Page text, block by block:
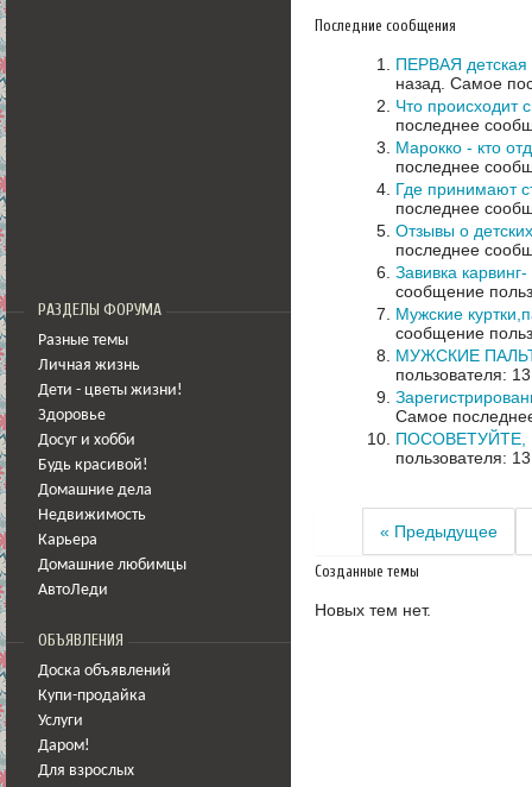
РАЗДЕЛЫ ФОРУМА
Разные темы
Личная жизнь
Дети - цветы жизни!
Здоровье
Досуг и хобби
Будь красивой!
Домашние дела
Недвижимость
Карьера
Домашние любимцы
АвтоЛеди
ОБЪЯВЛЕНИЯ
Доска объявлений
Купи-продайка
Услуги
Даром!
Для взрослых
Последние сообщения
ПЕРВАЯ детская
назад. Самое
Что происходит
последнее
Марокко - кто
последнее
Где принимают
последнее
Отзывы о
последнее
Завивка
сообщение
Мужские
сообщение
МУЖСКИЕ
пользователя:
Самое
ПОСОВЕТУЙТЕ,
пользователя:
« Предыдущее
Созданные темы
Новых тем нет.